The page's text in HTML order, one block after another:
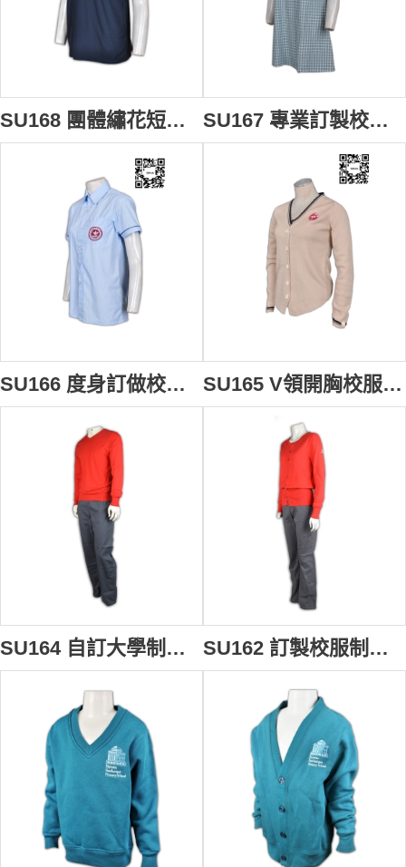
SU168 團體繡花短袖polo衫 度身訂製 校服款式polo衫 短袖polo衫選擇 短袖polo衫專門店 SU167 專業訂製校服裙 團體學校單裙 中小學制服設計訂造 校服在線訂購
SU166 度身訂做校服恤衫 翻領恤衫設計選擇 胸袋繡花Logo恤衫 校服恤衫專門店 SU165 V領開胸校服冷外套 定製 團體繡花Logo冷外套 冷外套配搭 冷外套專門店
SU164 自訂大學制服搭配 印製logo校服 訂製校服款式 訂購團體制服 校服專門店 SU162 訂製校服制服 自訂大學校服套裝 獨家設計校服款式 制服生產商